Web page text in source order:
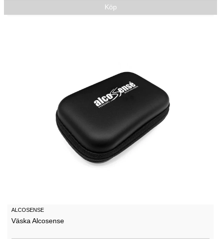
Köp
ALCOSENSE
Väska Alcosense